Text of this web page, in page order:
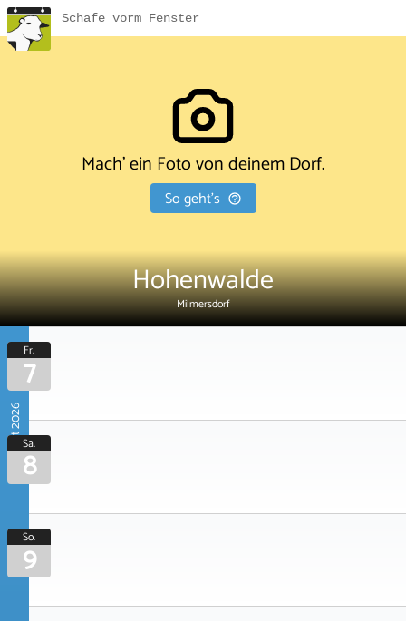
Schafe vorm Fenster
Mach' ein Foto von deinem Dorf.
So geht's
Hohenwalde
Milmersdorf
August 2026
Fr.
7
Sa.
8
So.
9